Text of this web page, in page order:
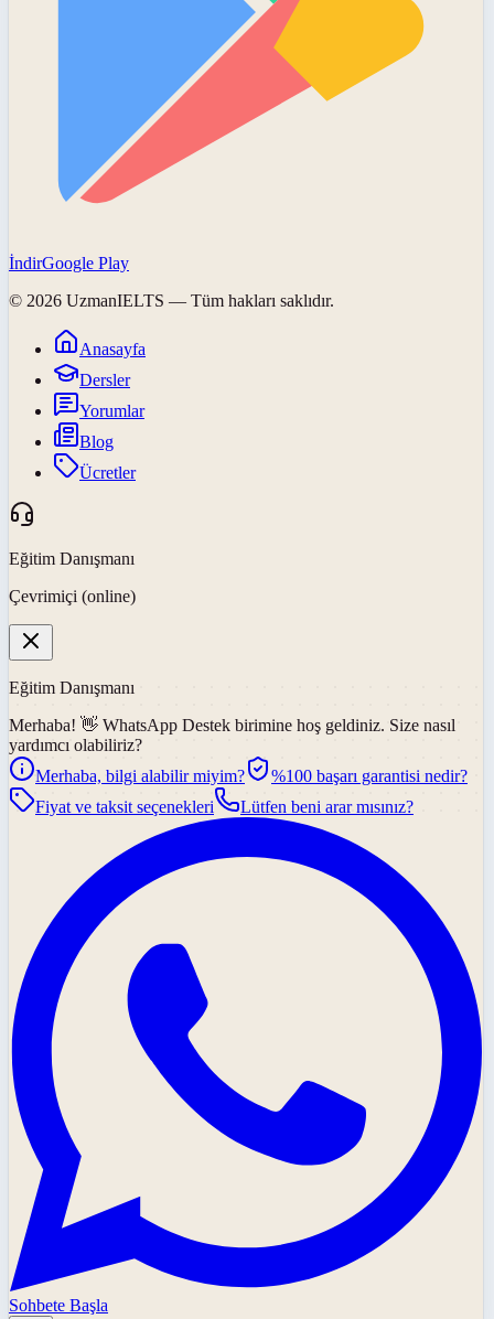
İndirGoogle Play
© 2026 UzmanIELTS — Tüm hakları saklıdır.
Anasayfa
Dersler
Yorumlar
Blog
Ücretler
Eğitim Danışmanı
Çevrimiçi (online)
Eğitim Danışmanı
Merhaba! 👋 WhatsApp Destek birimine hoş geldiniz. Size nasıl
yardımcı olabiliriz?
Merhaba, bilgi alabilir miyim?
%100 başarı garantisi nedir?
Fiyat ve taksit seçenekleri
Lütfen beni arar mısınız?
Sohbete Başla